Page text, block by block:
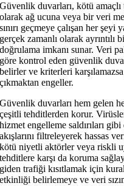
Güvenlik duvarları, kötü
olarak ağ ucuna veya bir veri
sınırı geçmeye çalışan her
gerçek zamanlı olarak
doğrulama imkanı sunar. Veri
göre kontrol eden güvenlik
belirler ve kriterleri
çıkmaktan engeller.
Güvenlik duvarları hem gelen
çeşitli tehditlerden korur.
hizmet engelleme saldırıları
akışlarını filtreleyerek hassas
kötü niyetli aktörler veya riskli
tehditlere karşı da koruma
giden trafiği kısıtlamak için
etkinliği belirlemeye ve veri